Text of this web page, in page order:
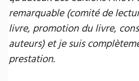
remarquable (comité de
livre, promotion du livre,
auteurs) et je suis
prestation.